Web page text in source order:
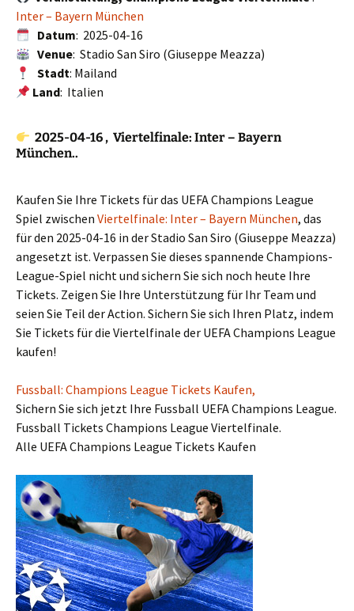
Inter – Bayern München
Datum: 2025-04-16
Venue: Stadio San Siro (Giuseppe Meazza)
Stadt: Mailand
Land: Italien
2025-04-16 , Viertelfinale: Inter – Bayern
München..
Kaufen Sie Ihre Tickets für das UEFA Champions League
Spiel zwischen Viertelfinale: Inter – Bayern München, das
für den 2025-04-16 in der Stadio San Siro (Giuseppe Meazza)
angesetzt ist. Verpassen Sie dieses spannende Champions-
League-Spiel nicht und sichern Sie sich noch heute Ihre
Tickets. Zeigen Sie Ihre Unterstützung für Ihr Team und
seien Sie Teil der Action. Sichern Sie sich Ihren Platz, indem
Sie Tickets für die Viertelfinale der UEFA Champions League
kaufen!
Fussball: Champions League Tickets Kaufen,
Sichern Sie sich jetzt Ihre Fussball UEFA Champions League.
Fussball Tickets Champions League Viertelfinale.
Alle UEFA Champions League Tickets Kaufen